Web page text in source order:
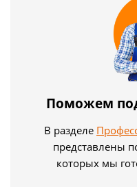
Поможем
В разделе
представлены
которых мы